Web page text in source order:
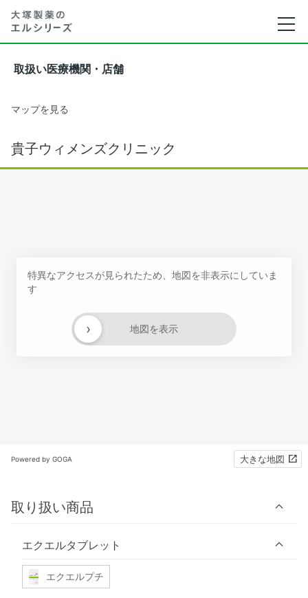
取扱い医療機関・店舗
マップを見る
貴子ウィメンズクリニック
特異なアクセスが見られたため、地図を非表示にしていま
す
地図を表示
›
Powered by GOGA 大きな地図
取り扱い商品
エクエルタブレット
エクエルプチ